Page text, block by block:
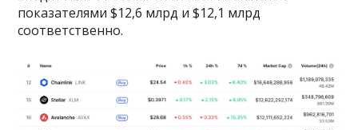
показателями $12,6 млрд и $12,1 млрд
соответственно.